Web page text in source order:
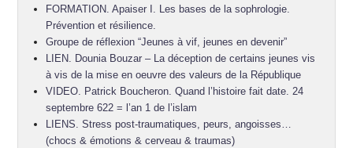
FORMATION. Apaiser I. Les bases de la sophrologie.
Prévention et résilience.
Groupe de réflexion “Jeunes à vif, jeunes en devenir”
LIEN. Dounia Bouzar – La déception de certains jeunes vis
à vis de la mise en oeuvre des valeurs de la République
VIDEO. Patrick Boucheron. Quand l’histoire fait date. 24
septembre 622 = l’an 1 de l’islam
LIENS. Stress post-traumatiques, peurs, angoisses…
(chocs & émotions & cerveau & traumas)